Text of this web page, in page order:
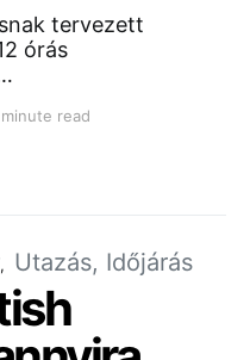
tervezett
órás
read
Utazás, Időjárás